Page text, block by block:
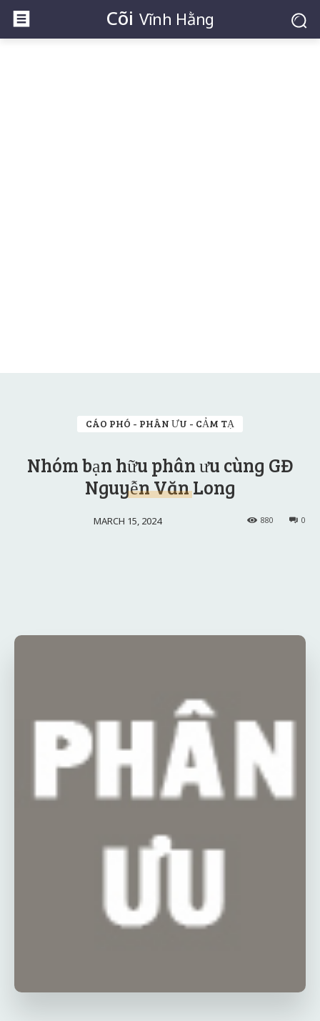
Cõi Vĩnh Hằng
CÁO PHÓ - PHÂN ƯU - CẢM TẠ
Nhóm bạn hữu phân ưu cùng GĐ
Nguyễn Văn Long
MARCH 15, 2024 0
880